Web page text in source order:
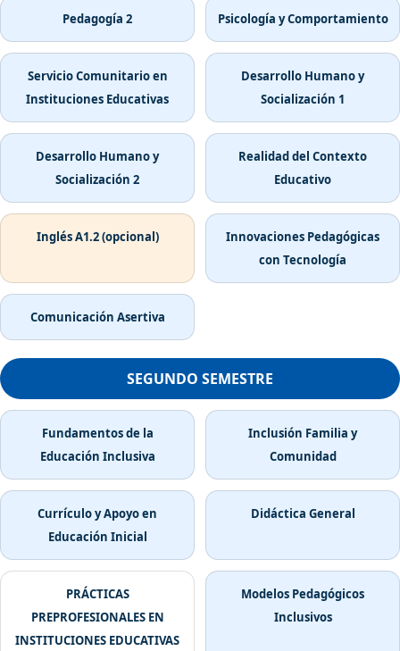
Pedagogía 2 Psicología y Comportamiento
Servicio Comunitario en
Instituciones Educativas
Desarrollo Humano y
Socialización 1
Desarrollo Humano y
Socialización 2
Realidad del Contexto
Educativo
Inglés A1.2 (opcional)
Innovaciones Pedagógicas
con Tecnología
Comunicación Asertiva
SEGUNDO SEMESTRE
Fundamentos de la
Educación Inclusiva
Inclusión Familia y
Comunidad
Currículo y Apoyo en
Educación Inicial
Didáctica General
PRÁCTICAS
PREPROFESIONALES EN
INSTITUCIONES EDUCATIVAS
Modelos Pedagógicos
Inclusivos